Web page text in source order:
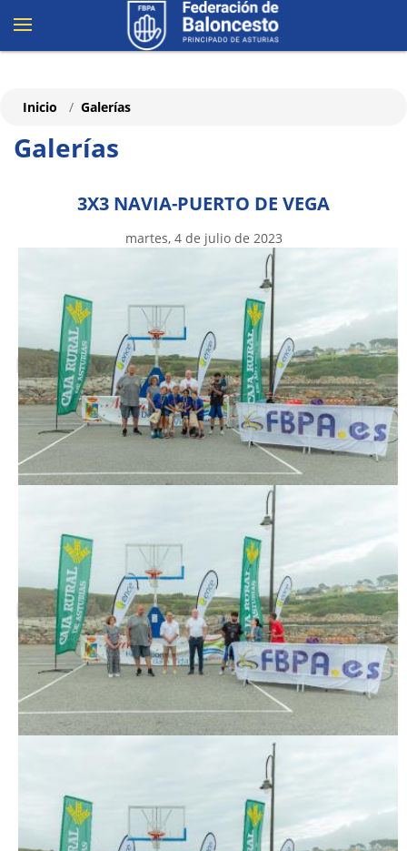
Galerías
Inicio Galerías
3X3 NAVIA-PUERTO DE VEGA
martes, 4 de julio de 2023